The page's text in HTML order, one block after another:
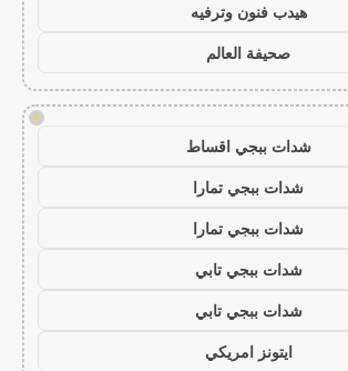
هيدب فنون وترفيه
صحيفة العالم
!
شدات ببجي اقساط
شدات ببجي تمارا
شدات ببجي تمارا
شدات ببجي تابي
شدات ببجي تابي
ايتونز امريكي